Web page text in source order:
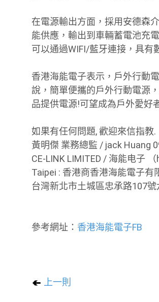
在電源輸出方面，採用安德森
能供應，輸出到車輛蓄電池充
可以通過WIFI/藍牙連接，具有
香港海能電子表示，戶外行動
說，簡單便攜的戶外行動電源
品提供電源!可望成為戶外愛好
如果有任何問題, 歡迎來信指教.
黃明傑 業務總監 / jack Huang
CE-LINK LIMITED / 海能电子
Taipei : 香港商香港海能電子有
台灣新北市土城區忠承路107號
參考網址： 香港海能電子FB
上一則